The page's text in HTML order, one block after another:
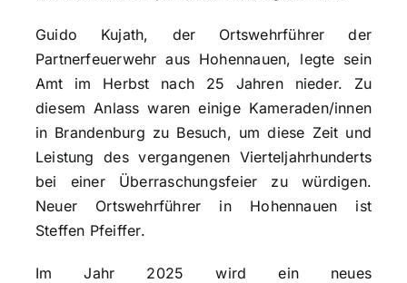
Guido Kujath, der Ortswehrführer der
Partnerfeuerwehr aus Hohennauen, legte sein
Amt im Herbst nach 25 Jahren nieder. Zu
diesem Anlass waren einige Kameraden/innen
in Brandenburg zu Besuch, um diese Zeit und
Leistung des vergangenen Vierteljahrhunderts
bei einer Überraschungsfeier zu würdigen.
Neuer Ortswehrführer in Hohennauen ist
Steffen Pfeiffer.
Im Jahr 2025 wird ein neues